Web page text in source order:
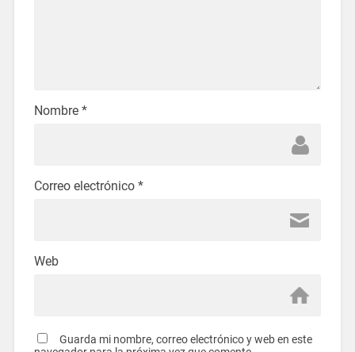
Nombre *
Correo electrónico *
Web
Guarda mi nombre, correo electrónico y web en este